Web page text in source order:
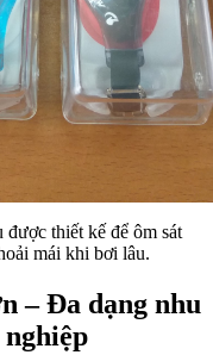
thiết kế để ôm sát
mái khi bơi lâu.
– Đa dạng nhu